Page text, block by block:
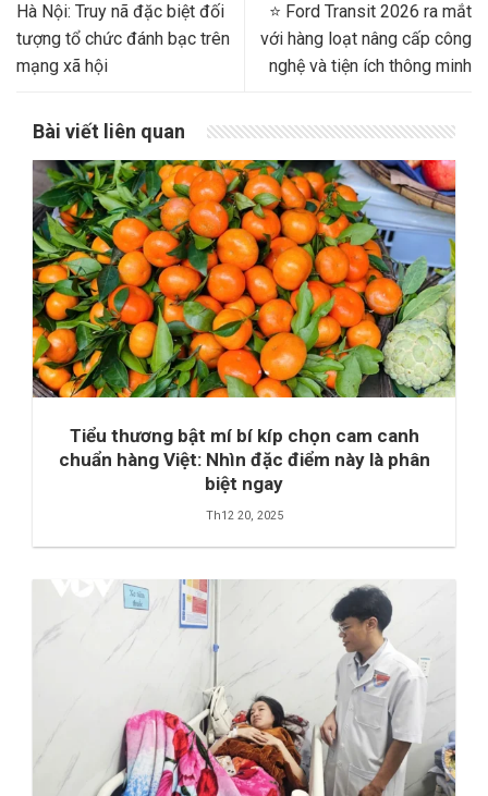
Hà Nội: Truy nã đặc biệt đối
tượng tổ chức đánh bạc trên
mạng xã hội
⭐ Ford Transit 2026 ra mắt
với hàng loạt nâng cấp công
nghệ và tiện ích thông minh
Bài viết liên quan
Tiểu thương bật mí bí kíp chọn cam canh
chuẩn hàng Việt: Nhìn đặc điểm này là phân
biệt ngay
Th12 20, 2025